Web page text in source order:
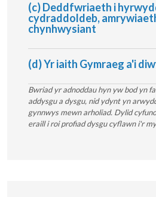
(c) Deddfwriaeth i
cydraddoldeb,
chynhwysiant
(d) Yr iaith Gymraeg a'i
Bwriad yr adnoddau hyn yw bod yn
addysgu a dysgu, nid ydynt yn
gynnwys mewn arholiad. Dylid
eraill i roi profiad dysgu cyflawn i'r